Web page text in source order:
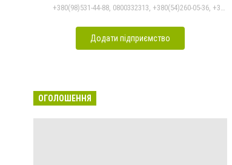
Додати підприємство
ОГОЛОШЕННЯ